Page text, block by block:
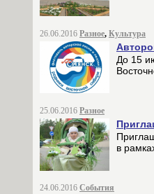
26.06.2016 Разное, Культура
До 15
25.06.2016 Разное
в
24.06.2016 События